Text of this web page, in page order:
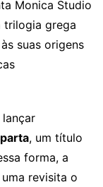
Monica Studio
trilogia grega
suas origens
, um título
forma, a
revisita o